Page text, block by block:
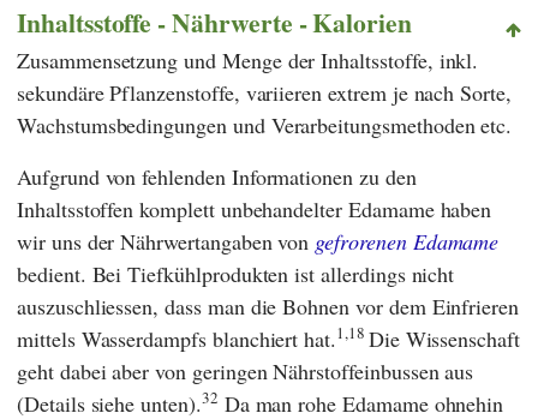
Inhaltsstoffe - Nährwerte - Kalorien
Zusammensetzung und Menge der Inhaltsstoffe, inkl.
sekundäre Pflanzenstoffe, variieren extrem je nach Sorte,
Wachstumsbedingungen und Verarbeitungsmethoden etc.
Aufgrund von fehlenden Informationen zu den
Inhaltsstoffen komplett unbehandelter Edamame haben
wir uns der Nährwertangaben von gefrorenen Edamame
bedient. Bei Tiefkühlprodukten ist allerdings nicht
auszuschliessen, dass man die Bohnen vor dem Einfrieren
mittels Wasserdampfs blanchiert hat.1,18 Die Wissenschaft
geht dabei aber von geringen Nährstoffeinbussen aus
(Details siehe unten).32 Da man rohe Edamame ohnehin